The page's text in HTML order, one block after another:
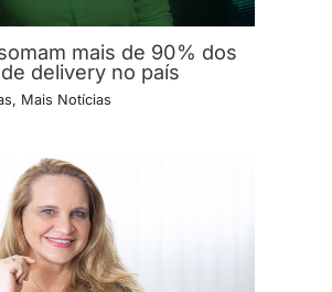
mais de 90% dos
delivery no país
, Mais Notícias